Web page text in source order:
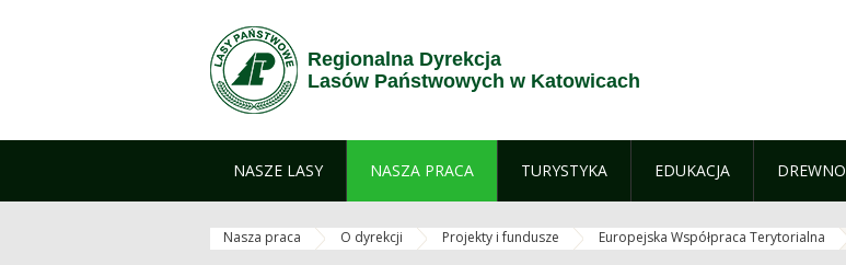
Regionalna Dyrekcja
Lasów Państwowych w Katowicach
NASZE LASY NASZA PRACA TURYSTYKA EDUKACJA DREWNO
Nasza praca O dyrekcji Projekty i fundusze Europejska Współpraca Terytorialna